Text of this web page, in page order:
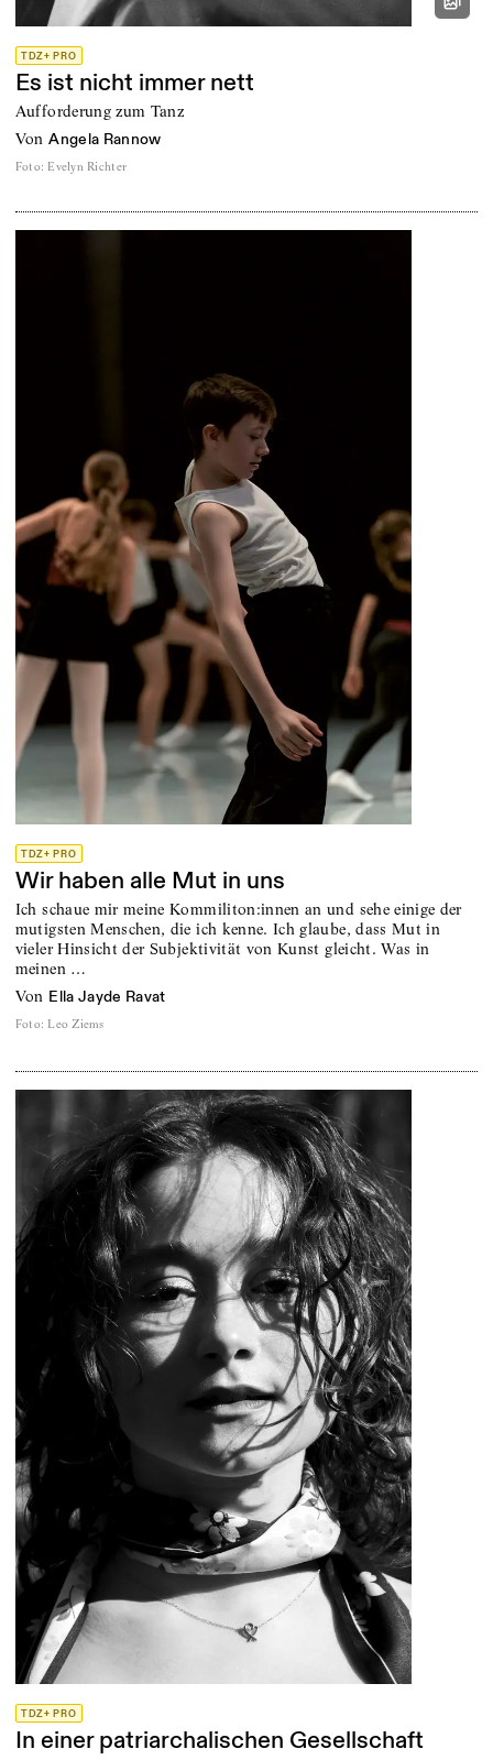
TDZ+ PRO
Es ist nicht immer nett
Aufforderung zum Tanz
von Angela Rannow
Foto: Evelyn Richter
TDZ+ PRO
Wir haben alle Mut in uns
Ich schaue mir meine Kommiliton:innen an und sehe einige der
mutigsten Menschen, die ich kenne. Ich glaube, dass Mut in
vieler Hinsicht der Subjektivität von Kunst gleicht. Was in
meinen …
von Ella Jayde Ravat
Foto: Leo Ziems
TDZ+ PRO
In einer patriarchalischen Gesellschaft